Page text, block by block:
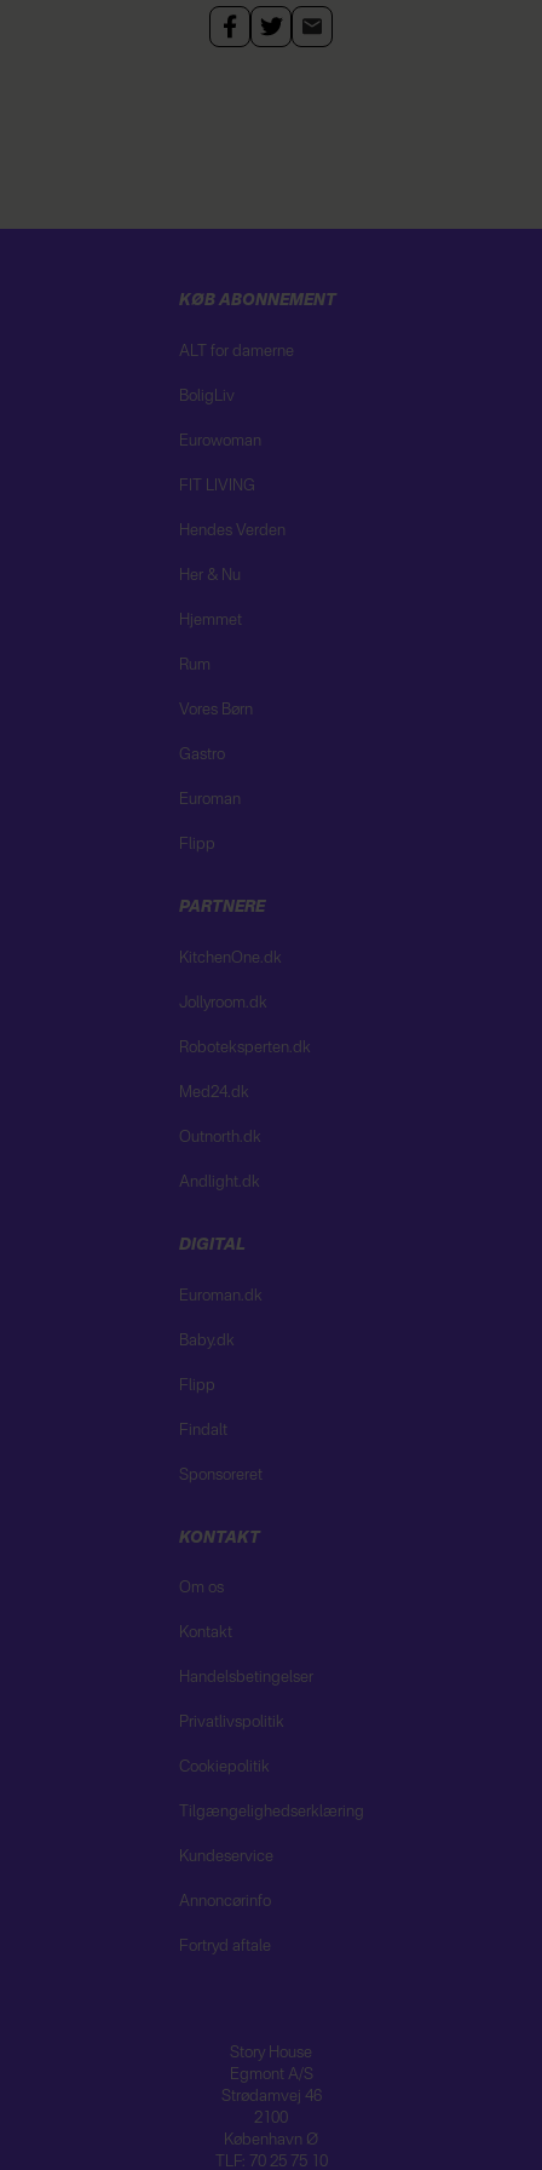
KØB ABONNEMENT
ALT for damerne
BoligLiv
Eurowoman
FIT LIVING
Hendes Verden
Her & Nu
Hjemmet
Rum
Vores Børn
Gastro
Euroman
Flipp
PARTNERE
KitchenOne.dk
Jollyroom.dk
Roboteksperten.dk
Med24.dk
Outnorth.dk
Andlight.dk
DIGITAL
Euroman.dk
Baby.dk
Flipp
Findalt
Sponsoreret
KONTAKT
Om os
Kontakt
Handelsbetingelser
Privatlivspolitik
Cookiepolitik
Tilgængelighedserklæring
Kundeservice
Annoncørinfo
Fortryd aftale
Story House
Egmont A/S
Strødamvej 46
2100
København Ø
TLF: 70 25 75 10